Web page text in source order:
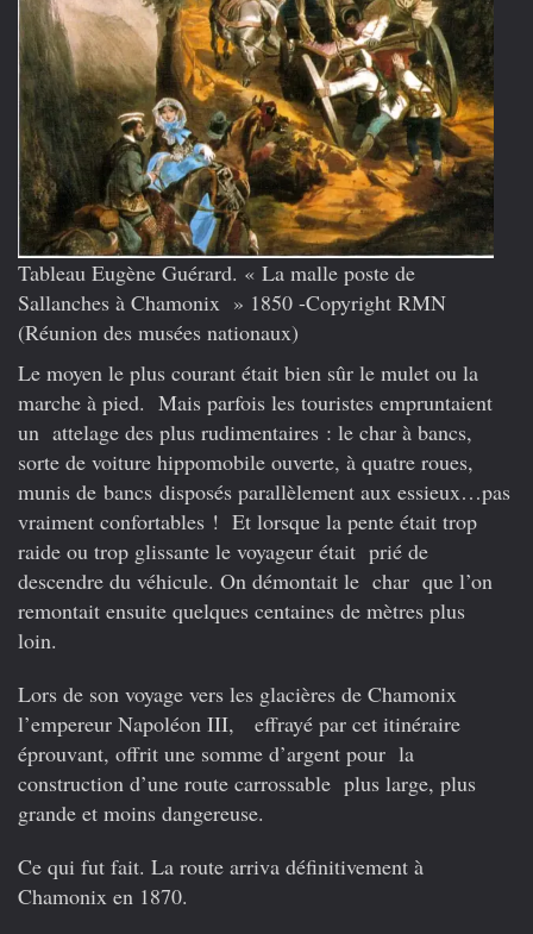
Tableau Eugène Guérard. « La malle poste de
Sallanches à Chamonix » 1850 -Copyright RMN
(Réunion des musées nationaux)
Le moyen le plus courant était bien sûr le mulet ou la
marche à pied. Mais parfois les touristes empruntaient
un attelage des plus rudimentaires : le char à bancs,
sorte de voiture hippomobile ouverte, à quatre roues,
munis de bancs disposés parallèlement aux essieux…pas
vraiment confortables ! Et lorsque la pente était trop
raide ou trop glissante le voyageur était prié de
descendre du véhicule. On démontait le char que l’on
remontait ensuite quelques centaines de mètres plus
loin.
Lors de son voyage vers les glacières de Chamonix
l’empereur Napoléon III, effrayé par cet itinéraire
éprouvant, offrit une somme d’argent pour la
construction d’une route carrossable plus large, plus
grande et moins dangereuse.
Ce qui fut fait. La route arriva définitivement à
Chamonix en 1870.